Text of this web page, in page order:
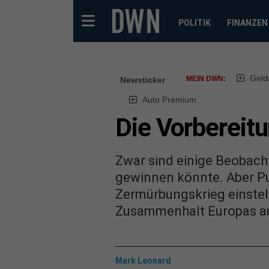
POLITIK FINANZEN
Newsticker MEIN DWN:
Auto Premium
Die
Zwar sind einige
gewinnen könnte. Aber
Zermürbungskrieg
Zusammenhalt Europas
Mark Leonard